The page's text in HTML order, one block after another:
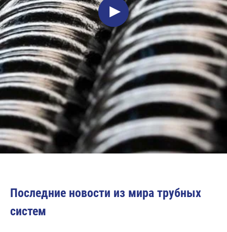
Последние новости из мира трубных
систем